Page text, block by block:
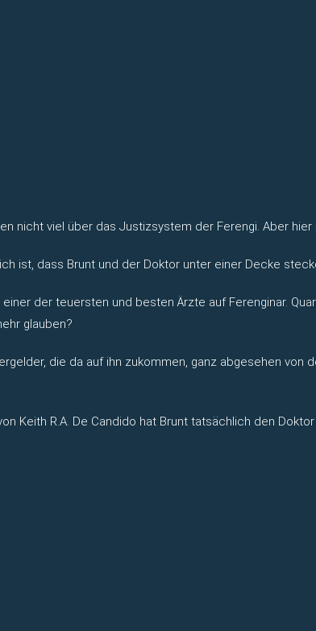
nicht viel über das Justizsystem der Ferengi. Aber
ist, dass Brunt und der Doktor unter einer Decke
der teuersten und besten Ärzte auf Ferenginar.
glauben?
die da auf ihn zukommen, ganz abgesehen von
Keith R.A. De Candido hat Brunt tatsächlich den